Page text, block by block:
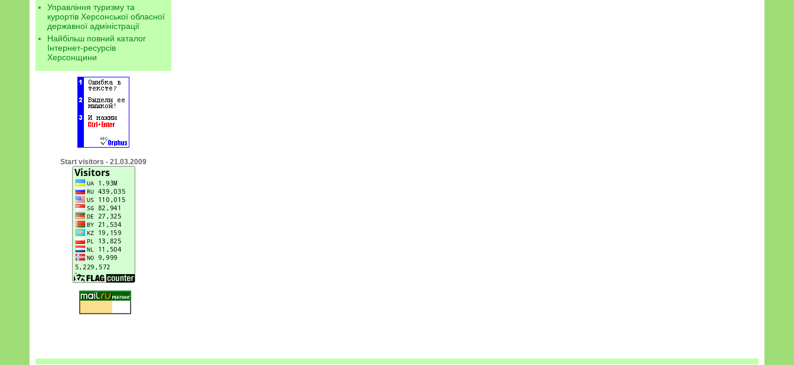
Управління туризму та
курортів Херсонської обласної
державної адміністрації
Найбільш повний каталог
Інтернет-ресурсів
Херсонщини
Start visitors - 21.03.2009